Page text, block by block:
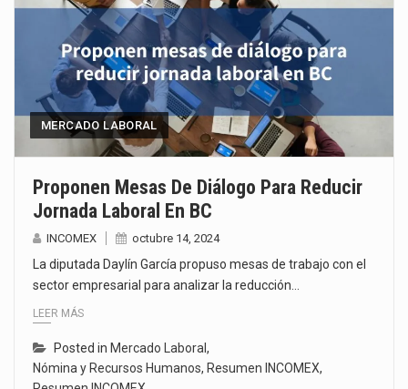
Ante la suspensión temporal de las inspecciones sanitarias del Departamento de Agricultura de Estados Unidos…
Los créditos fiscales determinados a empresas IMMEX rara vez nacen de una interpretación equivocada de…
MERCADO LABORAL
Proponen Mesas De Diálogo Para Reducir
Jornada Laboral En BC
INCOMEX octubre 14, 2024
La diputada Daylín García propuso mesas de trabajo con el
sector empresarial para analizar la reducción…
LEER MÁS
Posted in Mercado Laboral,
Nómina y Recursos Humanos, Resumen INCOMEX,